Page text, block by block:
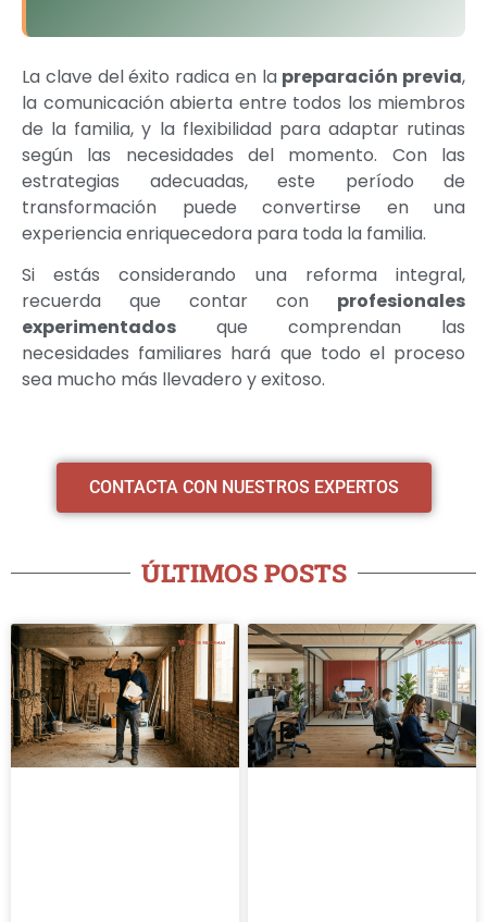
La clave del éxito radica en la preparación previa,
la comunicación abierta entre todos los miembros
de la familia, y la flexibilidad para adaptar rutinas
según las necesidades del momento. Con las
estrategias adecuadas, este período de
transformación puede convertirse en una
experiencia enriquecedora para toda la familia.
Si estás considerando una reforma integral,
recuerda que contar con profesionales
experimentados que comprendan las
necesidades familiares hará que todo el proceso
sea mucho más llevadero y exitoso.
CONTACTA CON NUESTROS EXPERTOS
ÚLTIMOS POSTS